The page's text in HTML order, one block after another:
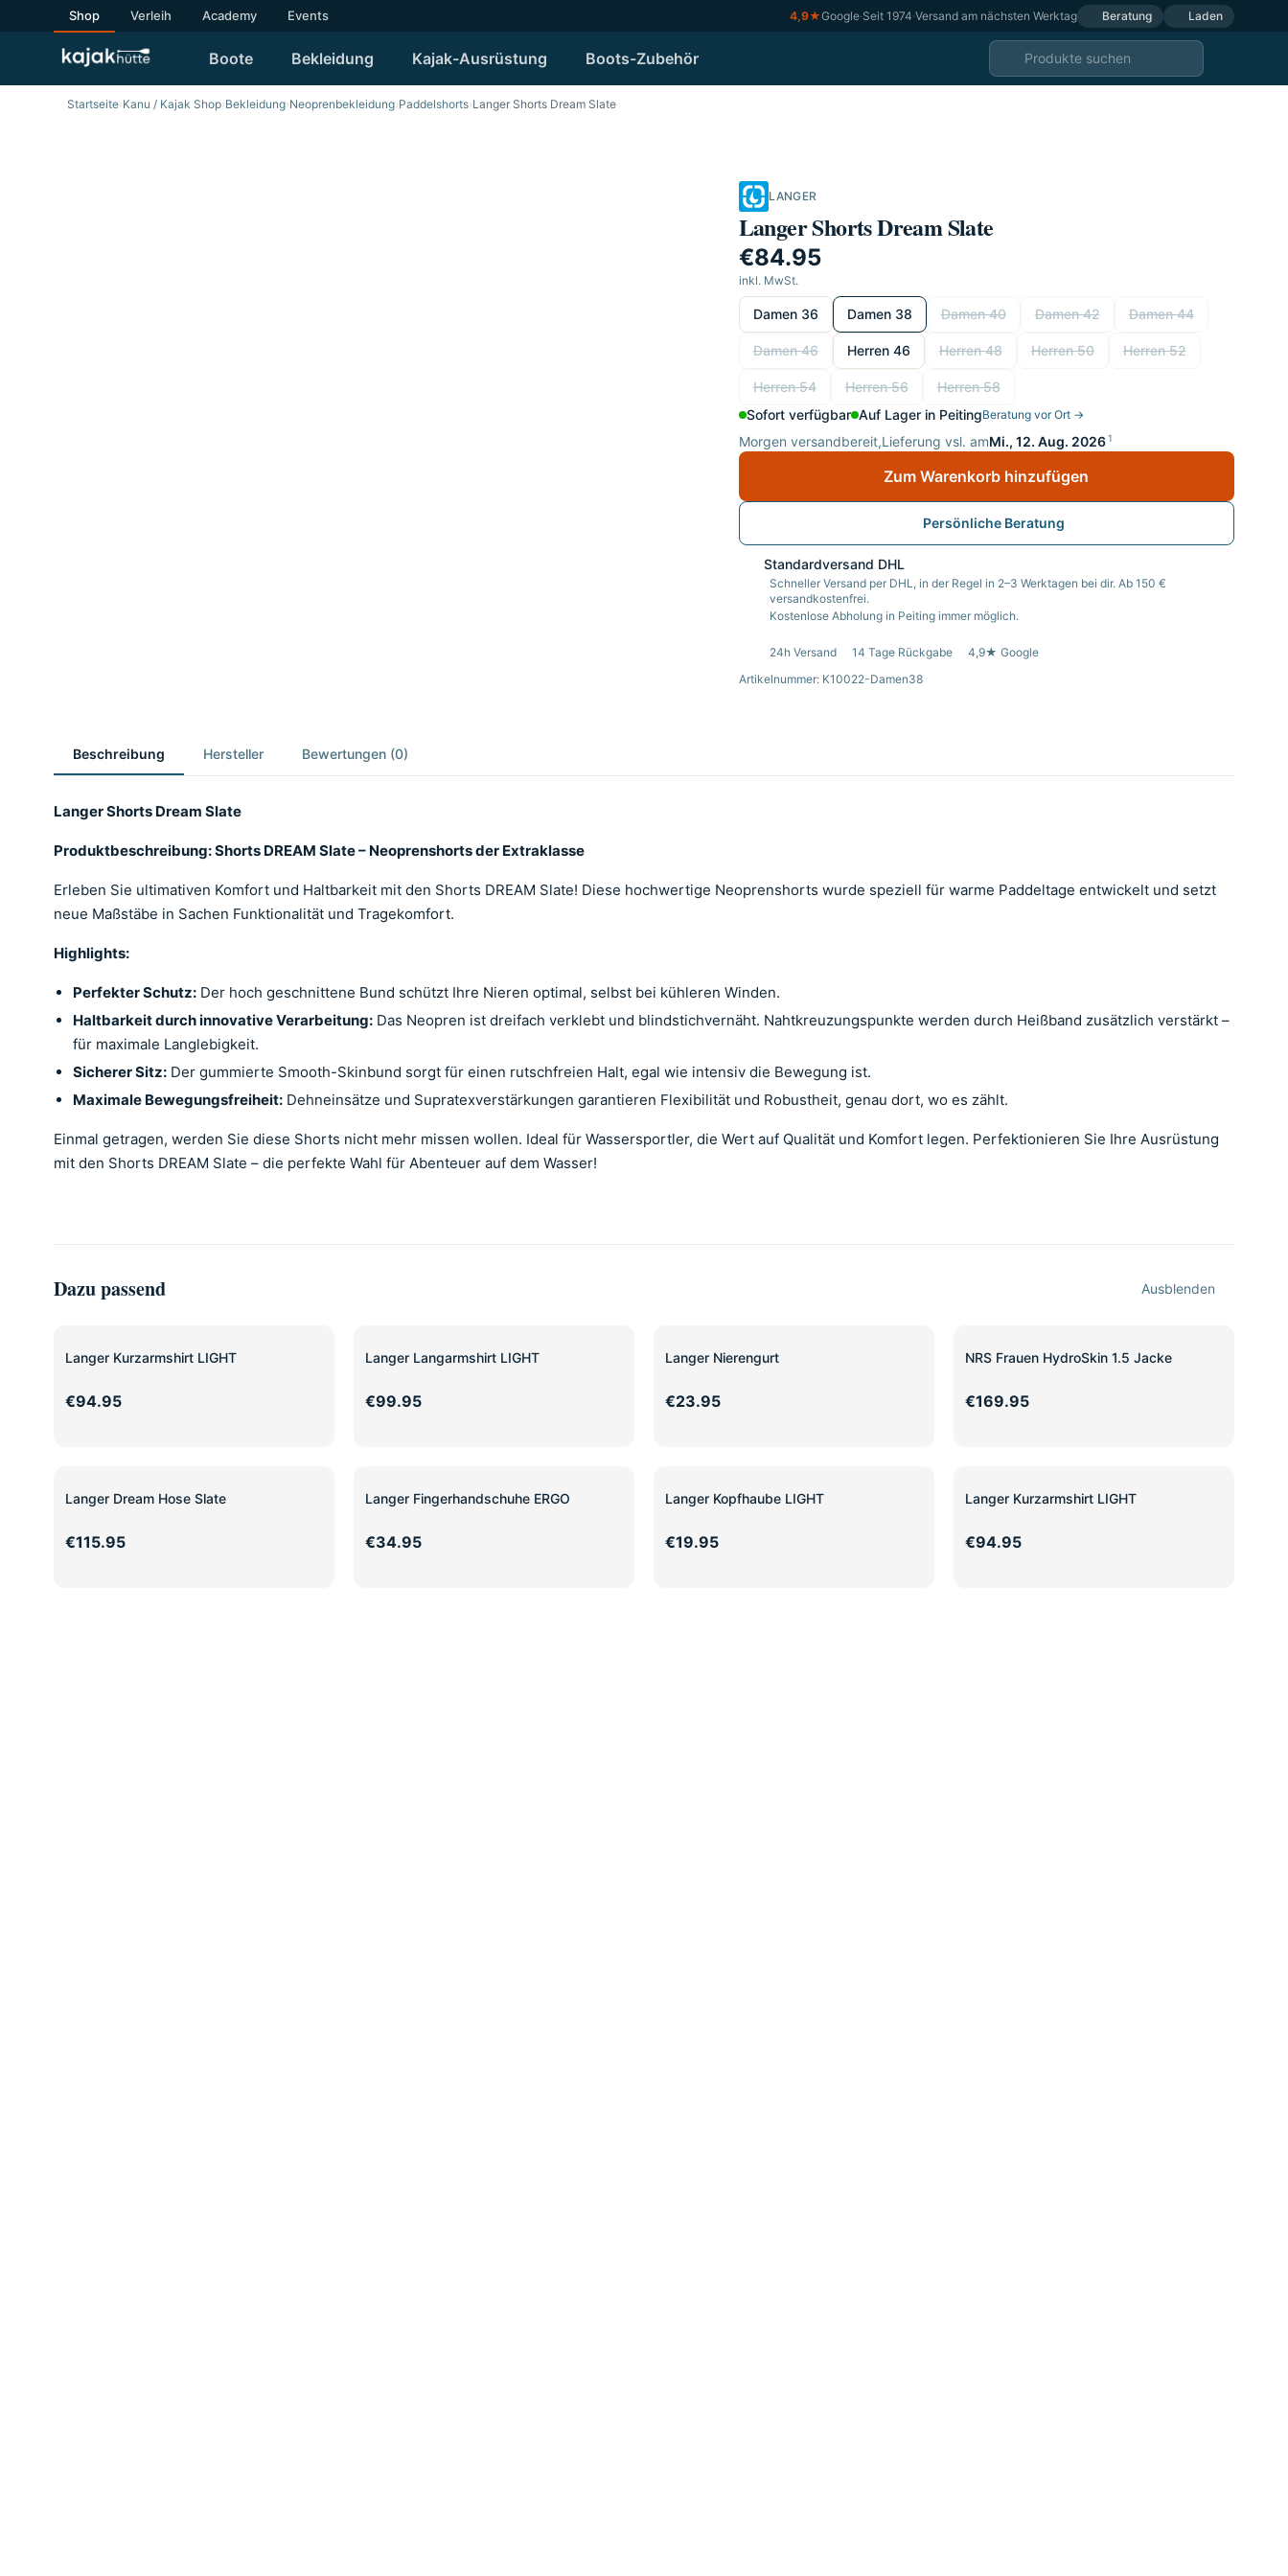
Shop Verleih Academy Events 4,9★Google·Seit 1974·Versand am nächsten Werktag Beratung Laden
Boote Bekleidung Kajak-Ausrüstung Boots-Zubehör
Startseite›Kanu / Kajak Shop›Bekleidung›Neoprenbekleidung›Paddelshorts›Langer Shorts Dream Slate
LANGER
Langer Shorts Dream Slate
€84.95
inkl. MwSt.
wählen
Damen 36 Damen 38 Damen 40 Damen 42 Damen 44
Damen 46 Herren 46 Herren 48 Herren 50 Herren 52
Herren 54 Herren 56
Herren 58
Sofort verfügbar Auf Lager in PeitingBeratung vor Ort →
Morgen versandbereit,Lieferung vsl. amMi., 12. Aug. 2026 1
Zum Warenkorb hinzufügen
Persönliche Beratung
Standardversand DHL
Schneller Versand per DHL, in der Regel in 2–3 Werktagen bei dir. Ab 150 €
versandkostenfrei.
Kostenlose Abholung in Peiting immer möglich.
24h Versand 14 Tage Rückgabe
4,9★ Google
Artikelnummer: K10022-Damen38
Beschreibung Hersteller Bewertungen (0)
Langer Shorts Dream Slate
Produktbeschreibung: Shorts DREAM Slate – Neoprenshorts der Extraklasse
Erleben Sie ultimativen Komfort und Haltbarkeit mit den Shorts DREAM Slate! Diese hochwertige Neoprenshorts wurde speziell für warme Paddeltage entwickelt und setzt
neue Maßstäbe in Sachen Funktionalität und Tragekomfort.
Highlights:
Perfekter Schutz: Der hoch geschnittene Bund schützt Ihre Nieren optimal, selbst bei kühleren Winden.
Haltbarkeit durch innovative Verarbeitung: Das Neopren ist dreifach verklebt und blindstichvernäht. Nahtkreuzungspunkte werden durch Heißband zusätzlich verstärkt –
für maximale Langlebigkeit.
Sicherer Sitz: Der gummierte Smooth-Skinbund sorgt für einen rutschfreien Halt, egal wie intensiv die Bewegung ist.
Maximale Bewegungsfreiheit: Dehneinsätze und Supratexverstärkungen garantieren Flexibilität und Robustheit, genau dort, wo es zählt.
Einmal getragen, werden Sie diese Shorts nicht mehr missen wollen. Ideal für Wassersportler, die Wert auf Qualität und Komfort legen. Perfektionieren Sie Ihre Ausrüstung
mit den Shorts DREAM Slate – die perfekte Wahl für Abenteuer auf dem Wasser!
Dazu passend Ausblenden
Langer Kurzarmshirt LIGHT
€94.95
Langer Langarmshirt LIGHT
€99.95
Langer Nierengurt
€23.95
NRS Frauen HydroSkin 1.5 Jacke
€169.95
Langer Dream Hose Slate
€115.95
Langer Fingerhandschuhe ERGO
€34.95
Langer Kopfhaube LIGHT
€19.95
Langer Kurzarmshirt LIGHT
€94.95